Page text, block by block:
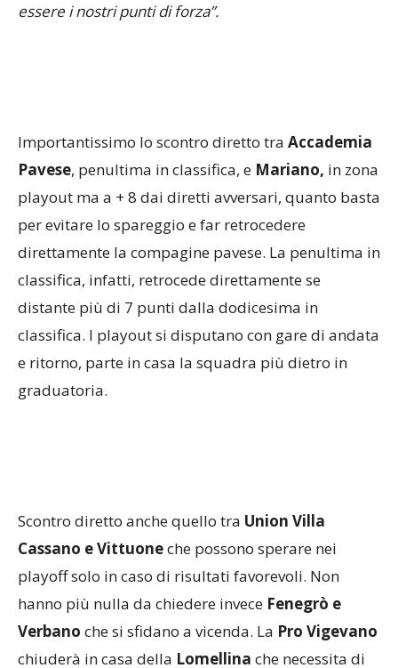
essere i nostri punti di forza”.
Pavese, penultima in classifica, eMariano,in zona
playout ma a + 8 dai diretti avversari, quanto basta
per evitare lo spareggio e far retrocedere
direttamente la compagine pavese. La penultima in
classifica, infatti, retrocede direttamente se
distante più di 7 punti dalla dodicesima in
classifica. I playout si disputano con gare di andata
e ritorno, parte in casa la squadra più dietro in
graduatoria.
Cassano e Vittuoneche possono sperare nei
playoff solo in caso di risultati favorevoli. Non
hanno più nulla da chiedere inveceFenegrò e
Verbanoche si sfidano a vicenda. LaPro Vigevano
chiuderà in casa dellaLomellina che necessita di
un punto per la matematica salvezza. IlVarese